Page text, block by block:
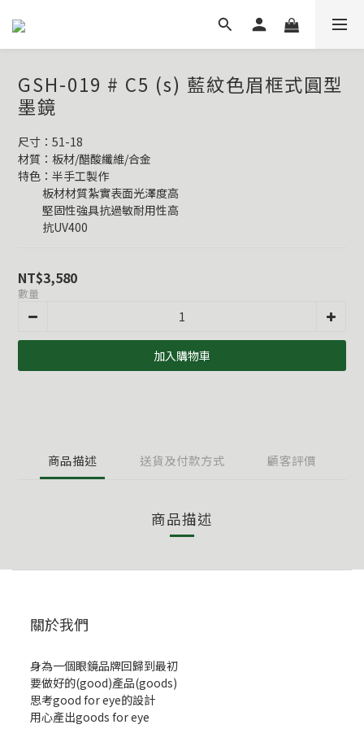
GSH-019 # C5 (s) 藍紋色眉框式圓型
墨鏡
尺寸：51-18
材質：板材/醋酸纖維/合金
特色：半手工製作
          板材材質紮實表面光澤度高
          堅固性強具抗過敏耐用性高
          抗UV400
NT$3,580
數量
加入購物車
商品描述 送貨及付款方式 顧客評價
商品描述
關於我們
身為一個眼鏡品牌回歸到最初
要做好的(good)產品(goods)
思考good for eye的設計
用心產出goods for eye